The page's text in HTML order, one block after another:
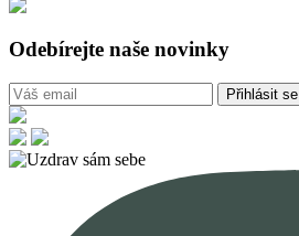
Odebírejte naše novinky
Přihlásit se